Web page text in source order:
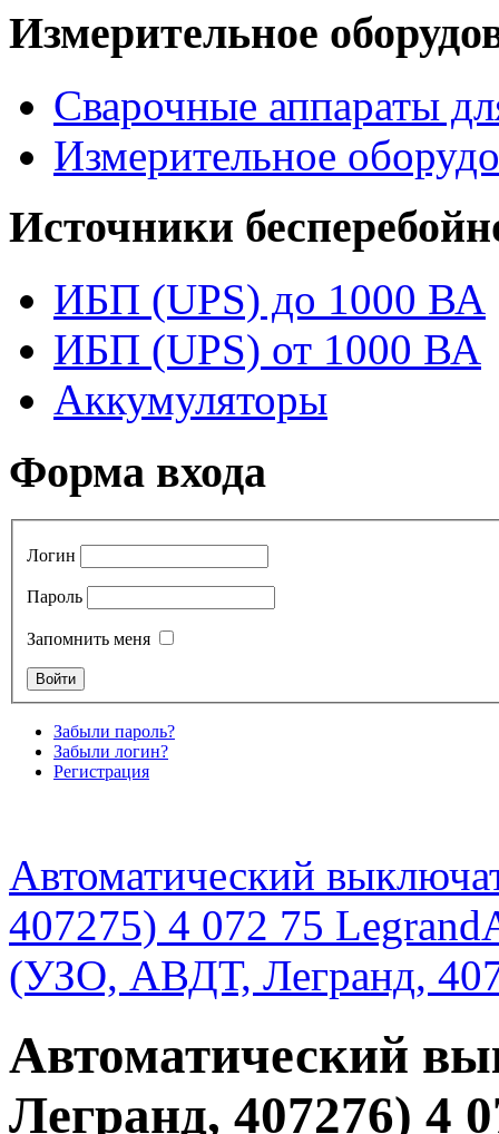
Измерительное
Сварочные аппараты
Измерительное
Источники
ИБП (UPS) до 1000 ВА
ИБП (UPS) от 1000 ВА
Аккумуляторы
Форма входа
Логин
Пароль
Запомнить меня
Забыли пароль?
Забыли логин?
Регистрация
Автоматический
407275) 4 072 75 Legrand
(УЗО, АВДТ, Легранд,
Автоматический
Легранд, 407276) 4